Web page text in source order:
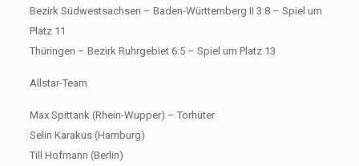
Bezirk Südwestsachsen – Baden-Württemberg II 3:8 – Spiel um
Platz 11
Thüringen – Bezirk Ruhrgebiet 6:5 – Spiel um Platz 13
Allstar-Team
Max Spittank (Rhein-Wupper) – Torhüter
Selin Karakus (Hamburg)
Till Hofmann (Berlin)